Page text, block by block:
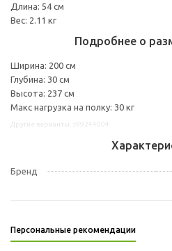
Длина: 54 см
Вес: 2.11 кг
Подробнее о
Ширина: 200 см
Глубина: 30 см
Высота: 237 см
Макс нагрузка на полку: 30 кг
Бренд
Персональные рекомендации